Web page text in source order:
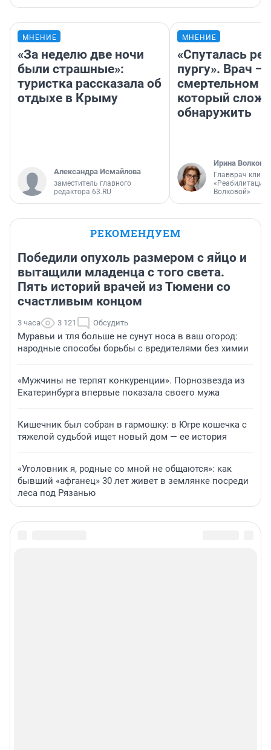
МНЕНИЕ
«За неделю две ночи
были страшные»:
туристка рассказала об
отдыхе в Крыму
Александра Исмайлова
заместитель главного
редактора 63.RU
МНЕНИЕ
«Спуталась
пургу». Врач —
смертельном
который
обнаружить
Ирина Волкова
Главврач
«Реабилитация
Волковой»
РЕКОМЕНДУЕМ
Победили опухоль размером с яйцо и
вытащили младенца с того света.
Пять историй врачей из Тюмени со
счастливым концом
3 часа 3 121 Обсудить
Муравьи и тля больше не сунут носа в ваш огород:
народные способы борьбы с вредителями без химии
«Мужчины не терпят конкуренции». Порнозвезда из
Екатеринбурга впервые показала своего мужа
Кишечник был собран в гармошку: в Югре кошечка с
тяжелой судьбой ищет новый дом — ее история
«Уголовник я, родные со мной не общаются»: как
бывший «афганец» 30 лет живет в землянке посреди
леса под Рязанью